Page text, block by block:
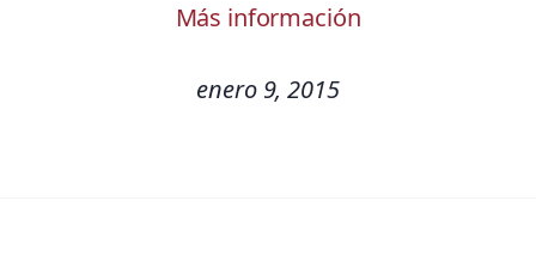
Más información
enero 9, 2015